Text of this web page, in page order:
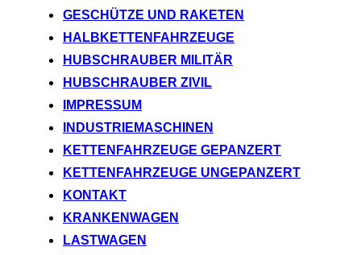
GESCHÜTZE UND RAKETEN
HALBKETTENFAHRZEUGE
HUBSCHRAUBER MILITÄR
HUBSCHRAUBER ZIVIL
IMPRESSUM
INDUSTRIEMASCHINEN
KETTENFAHRZEUGE GEPANZERT
KETTENFAHRZEUGE UNGEPANZERT
KONTAKT
KRANKENWAGEN
LASTWAGEN